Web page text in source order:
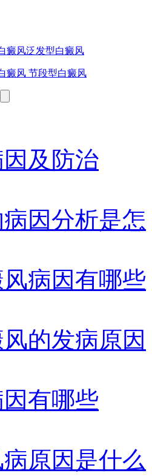
癜风泛发型白癜风
癜风 节段型白癜风
及防治
因分析是怎
病因有哪些
的发病原因
有哪些
原因是什么